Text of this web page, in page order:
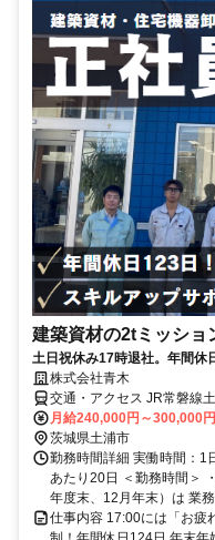
建築資材の2tミッショ
土日祝休み17時退社。年間休
株式会社青木
交通・アクセス JR常磐線
月給240,000円～300,000円
茨城県土浦市
勤務時間詳細 実働時間：1
あたり20日 ＜勤務時間＞
年度末、12月年末）は 業
仕事内容 17:00には「お疲